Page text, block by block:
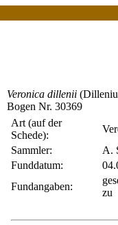
Veronica dillenii
Bogen Nr. 30369
Art (auf der
Schede):
Sammler:
A.
Funddatum:
Fundangaben:
zu